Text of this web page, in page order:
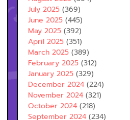
July 2025 (369)
June 2025 (445)
May 2025 (392)
April 2025 (351)
March 2025 (389)
February 2025 (312)
January 2025 (329)
December 2024 (224)
November 2024 (321)
October 2024 (218)
September 2024 (234)